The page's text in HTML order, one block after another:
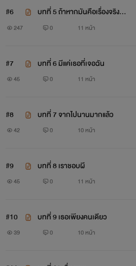
#6 บทที่ 5 ถ้าหากมันคือเรื่องจริง...
247 0 11 หน้า
#7 บทที่ 6 มีแค่เธอที่เจอฉัน
45 0 11 หน้า
#8 บทที่ 7 จากไปนานมากแล้ว
42 0 10 หน้า
#9 บทที่ 8 เราชอบผี
45 0 11 หน้า
#10 บทที่ 9 เธอเพียงคนเดียว
39 0 10 หน้า